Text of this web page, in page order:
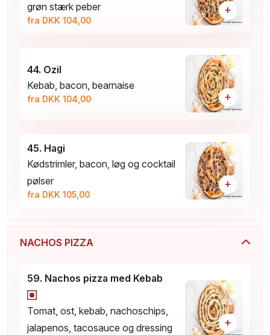
grøn stærk peber
fra DKK 104,00
+
44. Ozil
Kebab, bacon, bearnaise
fra DKK 104,00 +
45. Hagi
Kødstrimler, bacon, løg og cocktail
pølser
fra DKK 105,00
+
NACHOS PIZZA
59. Nachos pizza med Kebab
Tomat, ost, kebab, nachoschips,
jalapenos, tacosauce og dressing
+